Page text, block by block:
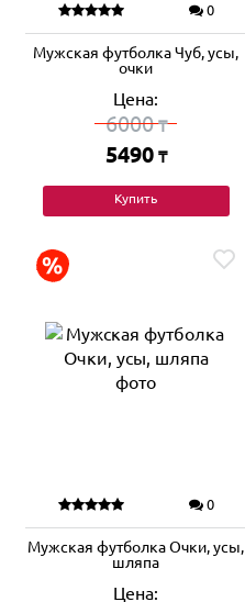
0
Мужская футболка Чуб, усы,
очки
Цена:
6000₸
5490 ₸
Купить
0
Мужская футболка Очки, усы,
шляпа
Цена: